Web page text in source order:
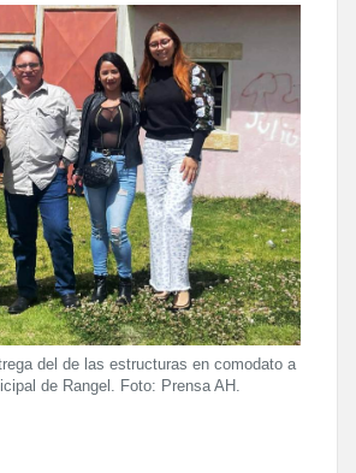
del de las estructuras en comodato a
de Rangel. Foto: Prensa AH.